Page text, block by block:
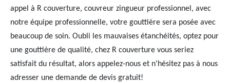
appel à R couverture, couvreur zingueur professionnel, avec
notre équipe professionnelle, votre gouttière sera posée avec
beaucoup de soin. Oubli les mauvaises étanchéités, optez pour
une gouttière de qualité, chez R couverture vous seriez
satisfait du résultat, alors appelez-nous et n'hésitez pas à nous
adresser une demande de devis gratuit!